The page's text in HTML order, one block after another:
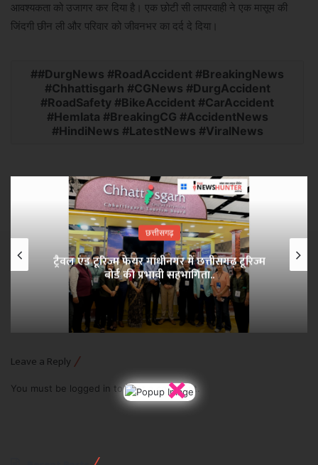
आवश्यकता को उजागर कर दिया है। एक छोटी सी लापरवाही ने एक मासूम की
जिंदगी छीन ली और परिवार को जीवनभर का दर्द दे दिया।
#DurgNews #RoadAccident #BreakingNews
#Chhattisgarh #CGNews #DurgAccident
#RoadSafety #BikeAccident #CarAccident
#Hemlata #BreakingCG #AccidentNews
#HindiNews #LatestNews #ViralNews
छत्तीसगढ़
ट्रैवल एंड टूरिज्म फेयर गांधीनगर में छत्तीसगढ़ टूरिज्म
बोर्ड की प्रभावी सहभागिता..
Leave a Reply
You must be logged in to post a comment.
×